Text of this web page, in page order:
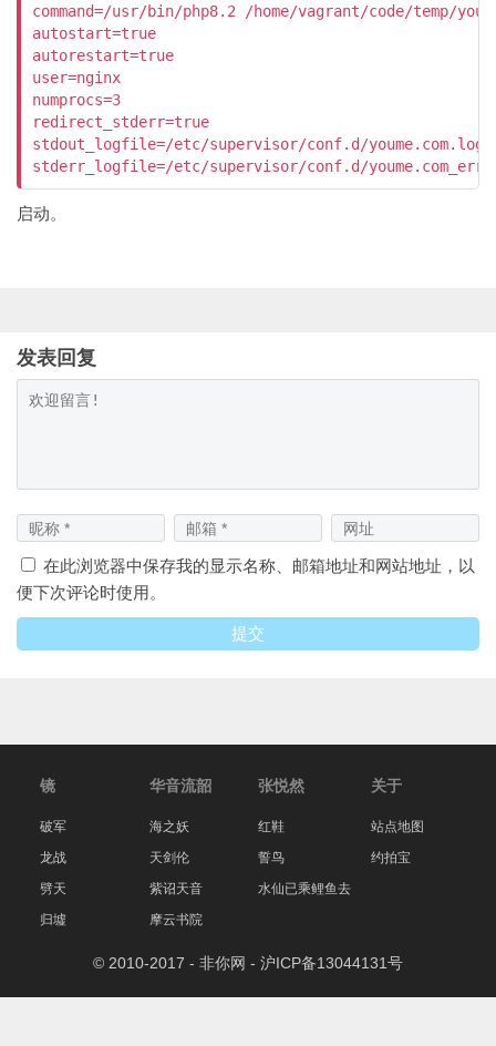
command=/usr/bin/php8.2 /home/vagrant/code/temp/
autostart=true
autorestart=true
user=nginx
numprocs=3
redirect_stderr=true
stdout_logfile=/etc/supervisor/conf.d/youme.com.log
stderr_logfile=/etc/supervisor/conf.d/
启动。
发表回复
在此浏览器中保存我的显示名称、邮箱地址和网站地址，以
便下次评论时使用。
镜
破军
龙战
劈天
归墟
华音流韶
海之妖
天剑伦
紫诏天音
摩云书院
张悦然
红鞋
誓鸟
水仙已乘鲤鱼去
关于
站点地图
约拍宝
© 2010-2017 - 非你网 - 沪ICP备13044131号